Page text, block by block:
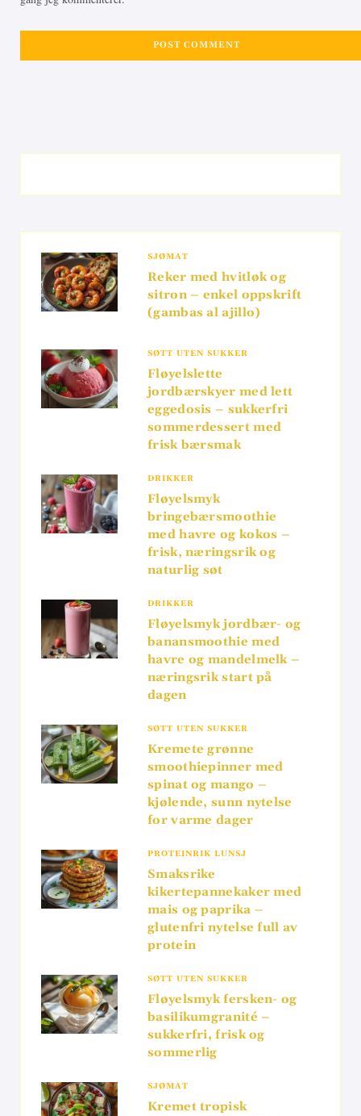
SJØMAT
Reker med hvitløk og
sitron – enkel oppskrift
(gambas al ajillo)
SØTT UTEN SUKKER
Fløyelslette
jordbærskyer med lett
eggedosis – sukkerfri
sommerdessert med
frisk bærsmak
DRIKKER
Fløyelsmyk
bringebærsmoothie
med havre og kokos –
frisk, næringsrik og
naturlig søt
DRIKKER
Fløyelsmyk jordbær- og
banansmoothie med
havre og mandelmelk –
næringsrik start på
dagen
SØTT UTEN SUKKER
Kremete grønne
smoothiepinner med
spinat og mango –
kjølende, sunn nytelse
for varme dager
PROTEINRIK LUNSJ
Smaksrike
kikertepannekaker med
mais og paprika –
glutenfri nytelse full av
protein
SØTT UTEN SUKKER
Fløyelsmyk fersken- og
basilikumgranité –
sukkerfri, frisk og
sommerlig
SJØMAT
Kremet tropisk